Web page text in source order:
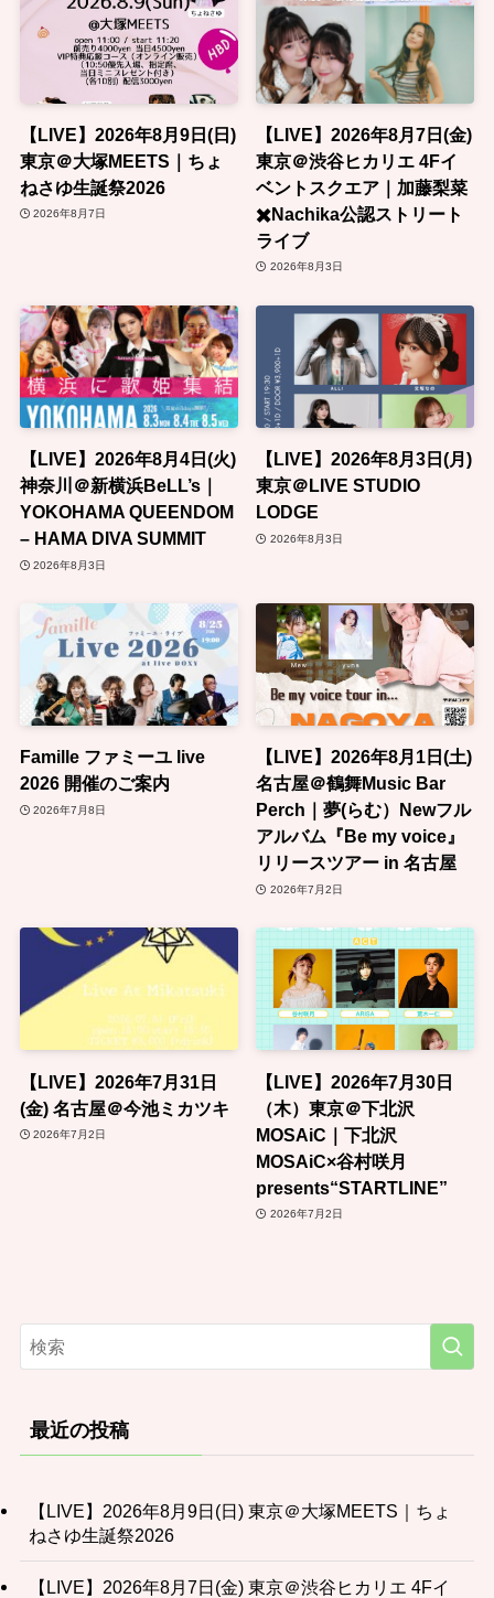
【LIVE】2026年8月9日(日)
東京＠大塚MEETS｜ちょ
ねさゆ生誕祭2026
2026年8月7日
【LIVE】2026年8月7日(金)
東京＠渋谷ヒカリエ 4Fイ
ベントスクエア｜加藤梨菜
✖️Nachika公認ストリート
ライブ
2026年8月3日
【LIVE】2026年8月4日(火)
神奈川＠新横浜BeLL’s｜
YOKOHAMA QUEENDOM
– HAMA DIVA SUMMIT
2026年8月3日
【LIVE】2026年8月3日(月)
東京＠LIVE STUDIO
LODGE
2026年8月3日
Famille ファミーユ live
2026 開催のご案内
2026年7月8日
【LIVE】2026年8月1日(土)
名古屋＠鶴舞Music Bar
Perch｜夢(らむ）Newフル
アルバム『Be my voice』
リリースツアー in 名古屋
2026年7月2日
【LIVE】2026年7月31日
(金) 名古屋＠今池ミカツキ
2026年7月2日
【LIVE】2026年7月30日
（木）東京＠下北沢
MOSAiC｜下北沢
MOSAiC×谷村咲月
presents“STARTLINE”
2026年7月2日
最近の投稿
【LIVE】2026年8月9日(日) 東京＠大塚MEETS｜ちょ
ねさゆ生誕祭2026
【LIVE】2026年8月7日(金) 東京＠渋谷ヒカリエ 4Fイ